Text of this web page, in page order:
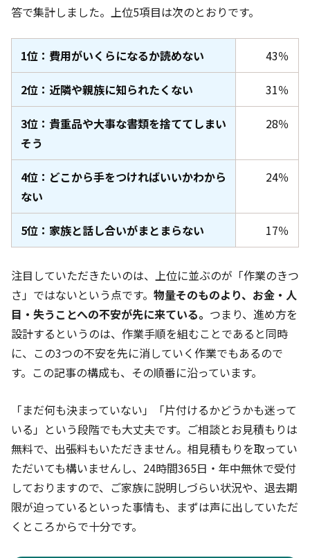
答で集計しました。上位5項目は次のとおりです。
1位：費用がいくらになるか読めない 43％
2位：近隣や親族に知られたくない 31％
3位：貴重品や大事な書類を捨ててしまい
そう
28％
4位：どこから手をつければいいかわから
ない
24％
5位：家族と話し合いがまとまらない 17％
注目していただきたいのは、上位に並ぶのが「作業のきつ
さ」ではないという点です。 物量そのものより、お金・人
目・失うことへの不安が先に来ている。 つまり、進め方を
設計するというのは、作業手順を組むことであると同時
に、この3つの不安を先に消していく作業でもあるので
す。この記事の構成も、その順番に沿っています。
「まだ何も決まっていない」「片付けるかどうかも迷って
いる」という段階でも大丈夫です。ご相談とお見積もりは
無料で、出張料もいただきません。相見積もりを取ってい
ただいても構いませんし、24時間365日・年中無休で受付
しておりますので、ご家族に説明しづらい状況や、退去期
限が迫っているといった事情も、まずは声に出していただ
くところからで十分です。